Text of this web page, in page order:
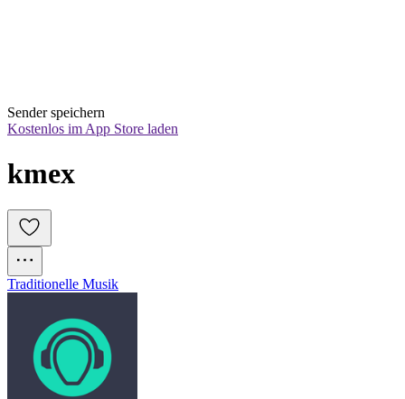
Sender speichern
Kostenlos im App Store laden
kmex
Traditionelle Musik